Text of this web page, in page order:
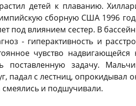
детей к плаванию.
сборную США 1996
под влиянием сестер. В
- гиперактивность и
чувство надвигающейся
поставленную задачу.
падал с лестниц,
и подшучивали.